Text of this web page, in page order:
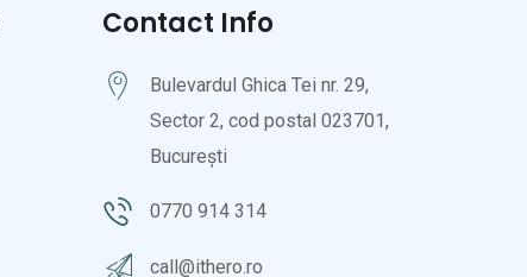
Contact Info
Bulevardul Ghica Tei nr. 29,
Sector 2, cod postal 023701,
București
0770 914 314
call@ithero.ro